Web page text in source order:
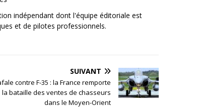
indépendant dont l'équipe éditoriale est
et de pilotes professionnels.
SUIVANT
contre F-35 : la France remporte
la bataille des ventes de chasseurs
dans le Moyen-Orient